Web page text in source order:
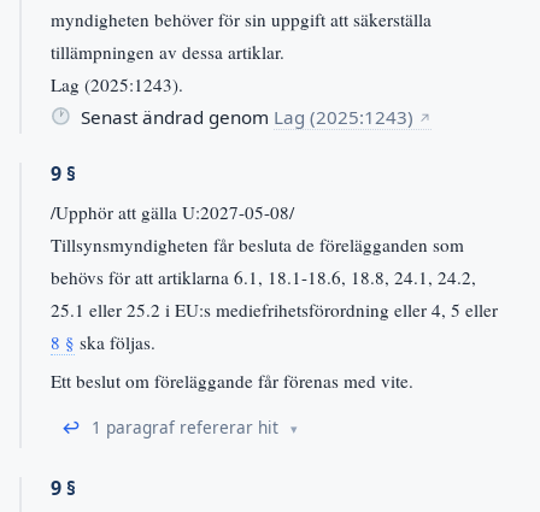
myndigheten behöver för sin uppgift att säkerställa
tillämpningen av dessa artiklar.
Lag (2025:1243).
Senast ändrad genom Lag (2025:1243) ↗
9 §
/Upphör att gälla U:2027-05-08/
Tillsynsmyndigheten får besluta de förelägganden som
behövs för att artiklarna 6.1, 18.1-18.6, 18.8, 24.1, 24.2,
25.1 eller 25.2 i EU:s mediefrihetsförordning eller 4, 5 eller
8 § ska följas.
Ett beslut om föreläggande får förenas med vite.
↩ 1 paragraf refererar hit
9 §